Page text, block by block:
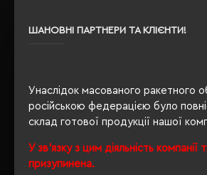
ШАНОВНІ ПАРТНЕРИ ТА КЛІЄНТИ!
Унаслідок масованого ракетного
російською федерацією було
склад готової продукції нашої
У зв'язку з цим діяльність компанії
призупинена.
Стать унісекс
Щільність 190 г/м²
Крій прямий
Розпакування
упаковки